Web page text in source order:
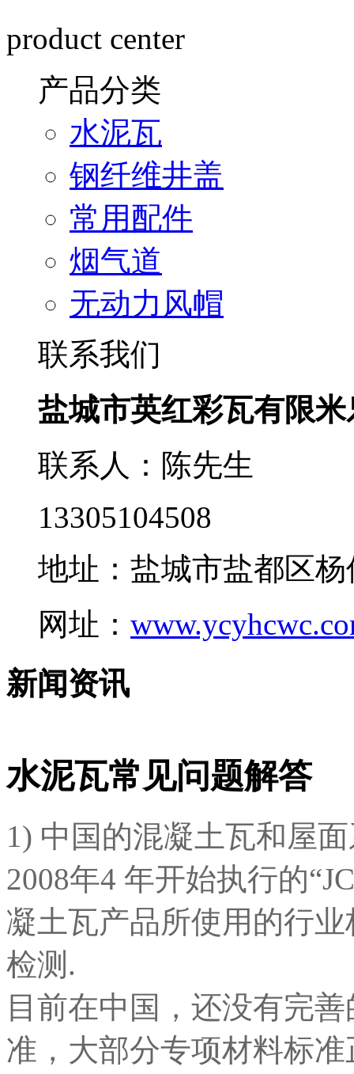
product center
产品分类
水泥瓦
钢纤维井盖
常用配件
烟气道
无动力风帽
联系我们
盐城市英红彩瓦有限
联系人：陈先生
13305104508
地址：盐城市盐都区
网址：
新闻资讯
水泥瓦常见问题解答
1) 中国的混凝土瓦和屋
2008年4 年开始执行的
凝土瓦产品所使用的行
检测.
目前在中国，还没有完
准，大部分专项材料标